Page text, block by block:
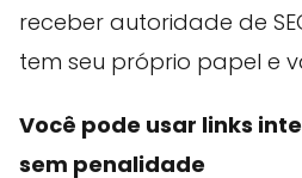
receber autoridade de
tem seu próprio papel e
Você pode usar links
sem penalidade